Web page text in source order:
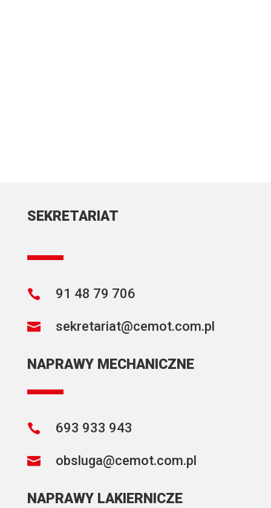
SEKRETARIAT
 91 48 79 706
 sekretariat@cemot.com.pl
NAPRAWY MECHANICZNE
 693 933 943
 obsluga@cemot.com.pl
NAPRAWY LAKIERNICZE